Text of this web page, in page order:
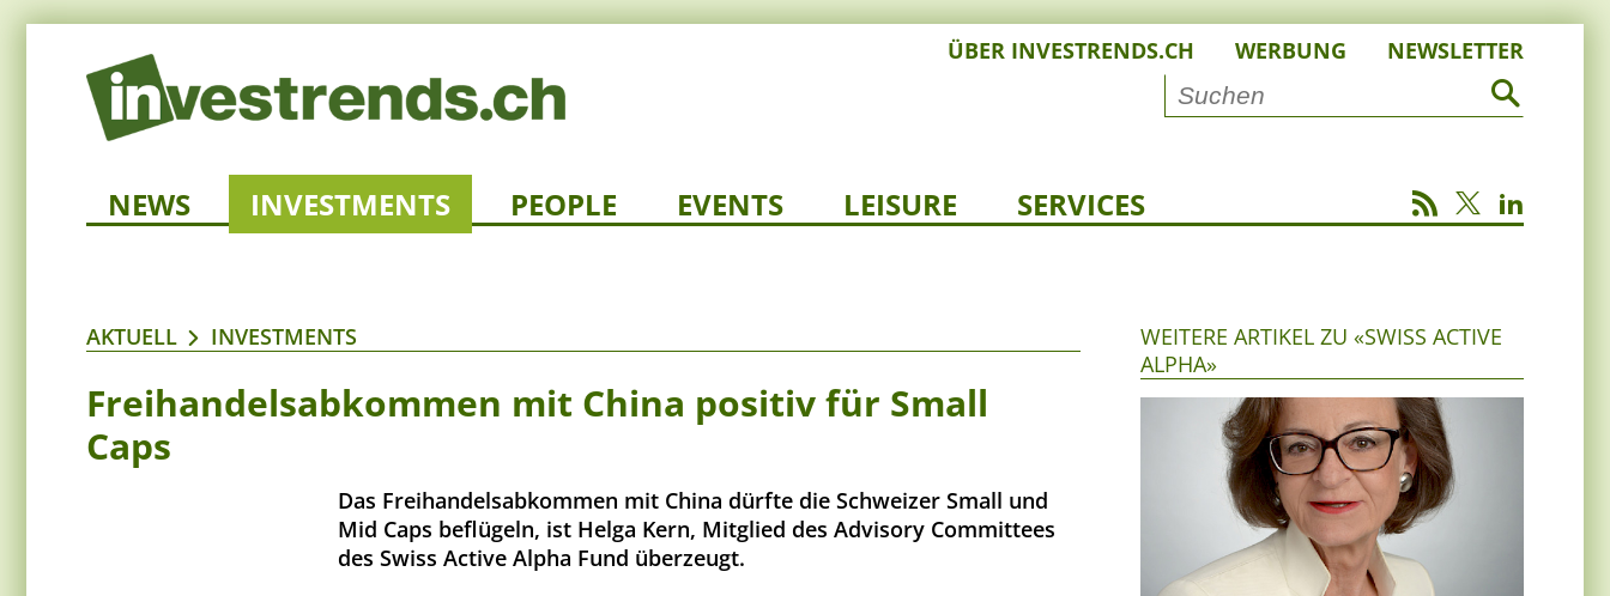
ÜBER INVESTRENDS.CH WERBUNG NEWSLETTER
NEWS INVESTMENTS PEOPLE EVENTS LEISURE SERVICES
AKTUELL INVESTMENTS
Freihandelsabkommen mit China positiv für Small
Caps
Das Freihandelsabkommen mit China dürfte die Schweizer Small und
Mid Caps beflügeln, ist Helga Kern, Mitglied des Advisory Committees
des Swiss Active Alpha Fund überzeugt.
WEITERE ARTIKEL ZU «SWISS ACTIVE
ALPHA»